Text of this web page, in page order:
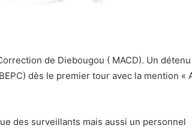
de Diebougou ( MACD). Un
dès le premier tour avec la mention «
des surveillants mais aussi un personnel